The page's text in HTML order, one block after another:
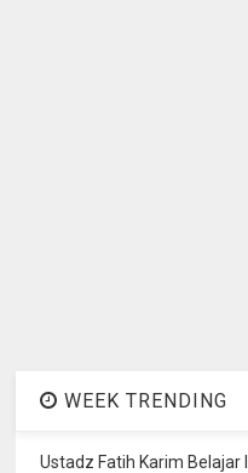
WEEK TRENDING
Ustadz Fatih Karim Belajar